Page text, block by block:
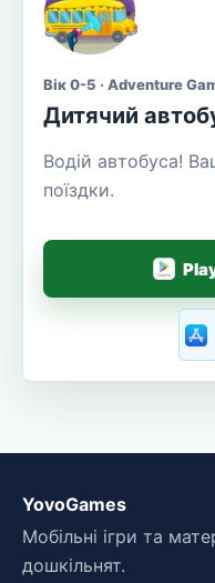
Вік 0-5 · Adventure
Дитячий
Водій автобуса!
поїздки.
YovoGames
Мобільні ігри та
дошкільнят.